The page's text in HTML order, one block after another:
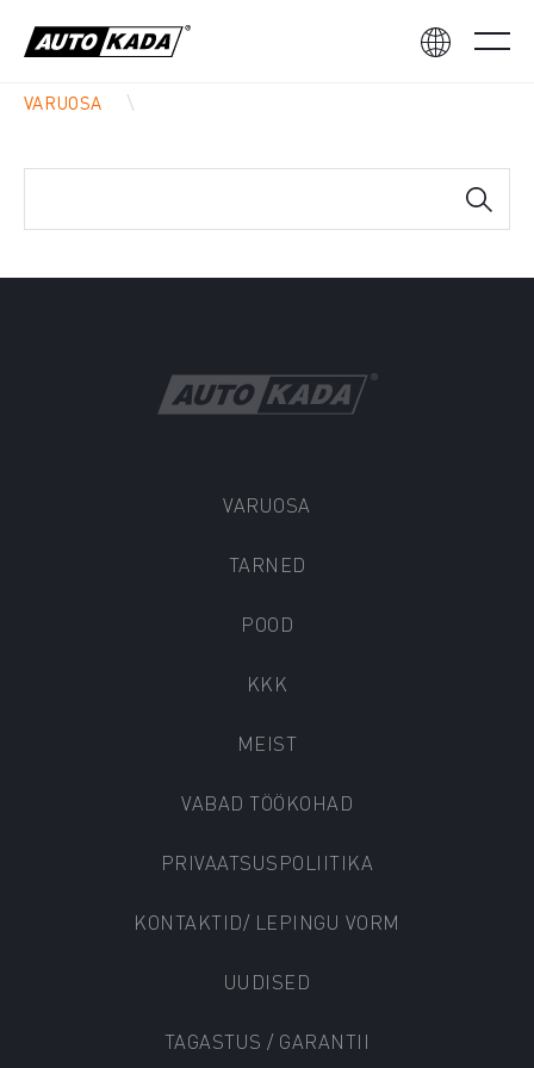
VARUOSA
VARUOSA
TARNED
POOD
KKK
MEIST
VABAD TÖÖKOHAD
PRIVAATSUSPOLIITIKA
KONTAKTID/ LEPINGU VORM
UUDISED
TAGASTUS / GARANTII